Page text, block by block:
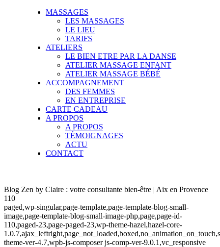
MASSAGES
LES MASSAGES
LE LIEU
TARIFS
ATELIERS
LE BIEN ETRE PAR LA DANSE
ATELIER MASSAGE ENFANT
ATELIER MASSAGE BÉBÉ
ACCOMPAGNEMENT
DES FEMMES
EN ENTREPRISE
CARTE CADEAU
A PROPOS
A PROPOS
TÉMOIGNAGES
ACTU
CONTACT
Blog Zen by Claire : votre consultante bien-être | Aix en Provence
110
paged,wp-singular,page-template,page-template-blog-small-
image,page-template-blog-small-image-php,page,page-id-
110,paged-23,page-paged-23,wp-theme-hazel,hazel-core-
theme-ver-4.7,wpb-js-composer js-comp-ver-9.0.1,vc_responsive